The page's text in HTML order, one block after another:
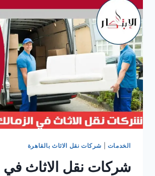
الخدمات شركات نقل الاثاث بالقاهرة
شركات نقل الاثاث في